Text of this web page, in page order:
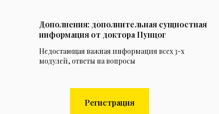
Дополнения: дополнительная сущностная
информация от доктора Пунцог
Недостающая важная информация всех 3-х
модулей, ответы на вопросы
Регистрация